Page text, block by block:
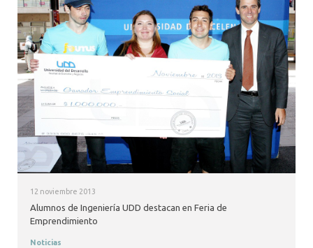
12 noviembre 2013
Alumnos de Ingeniería UDD destacan en Feria de
Emprendimiento
Noticias